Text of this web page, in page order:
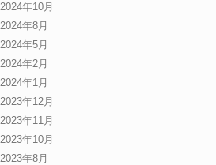
2024年10月
2024年8月
2024年5月
2024年2月
2024年1月
2023年12月
2023年11月
2023年10月
2023年8月